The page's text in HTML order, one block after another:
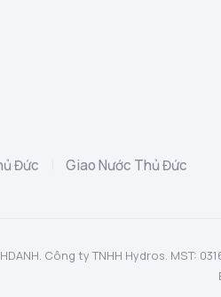
Đức Giao Nước Thủ Đức
Công ty TNHH Hydros. MST: